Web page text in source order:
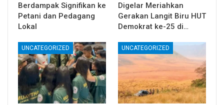
Berdampak Signifikan ke
Petani dan Pedagang
Lokal
Digelar Meriahkan
Gerakan Langit Biru HUT
Demokrat ke-25 di…
UNCATEGORIZED UNCATEGORIZED